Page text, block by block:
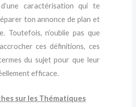
d’une caractérisation qui te
ton annonce de plan et
Toutefois, n’oublie pas que
ces définitions, ces
du sujet pour que leur
efficace.
sur les Thématiques